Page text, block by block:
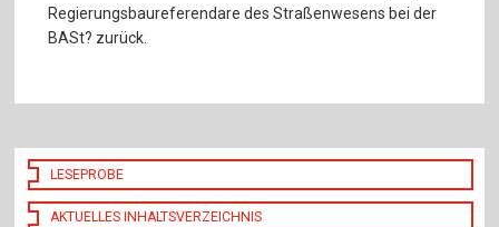
Regierungsbaureferendare des Straßenwesens bei der
BASt? zurück.
LESEPROBE
AKTUELLES INHALTSVERZEICHNIS